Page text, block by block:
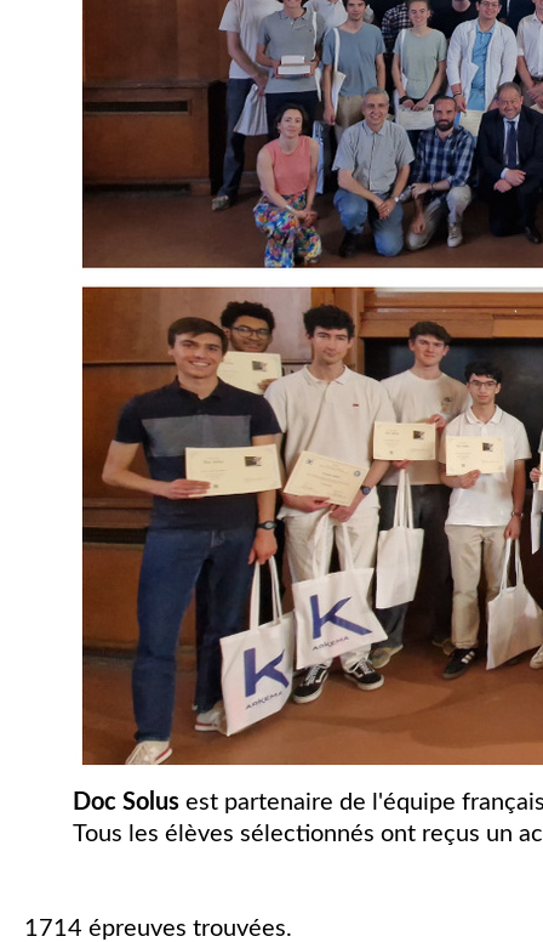
Doc Solus est partenaire de l'équipe
Tous les élèves sélectionnés ont reçus un
1714 épreuves trouvées.